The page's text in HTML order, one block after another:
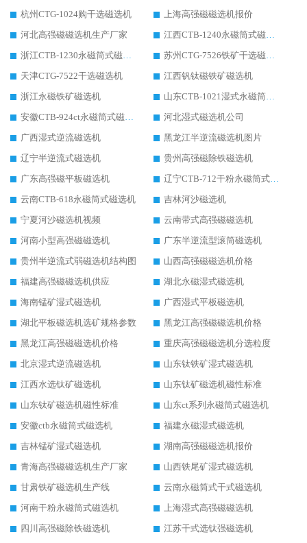
杭州CTG-1024购干选磁选机
上海高强磁磁选机报价
河北高强磁磁选机生产厂家
江西CTB-1240永磁筒式磁选机厂家
浙江CTB-1230永磁筒式磁选机生产厂家
苏州CTG-7526铁矿干选磁选机
天津CTG-7522干选磁选机
江西钒钛磁铁矿磁选机
浙江永磁铁矿磁选机
山东CTB-1021湿式永磁筒式磁选机
安徽CTB-924ct永磁筒式磁选机
河北湿式磁选机公司
广西湿式逆流磁选机
黑龙江半逆流磁选机图片
辽宁半逆流式磁选机
贵州高强磁除铁磁选机
广东高强磁平板磁选机
辽宁CTB-712干粉永磁筒式磁选机
云南CTB-618永磁筒式磁选机
吉林河沙磁选机
宁夏河沙磁选机视频
云南带式高强磁磁选机
河南小型高强磁磁选机
广东半逆流型滚筒磁选机
贵州半逆流式弱磁选机结构图
山西高强磁磁选机价格
福建高强磁磁选机供应
湖北永磁湿式磁选机
海南锰矿湿式磁选机
广西湿式平板磁选机
湖北平板磁选机选矿规格参数
黑龙江高强磁磁选机价格
黑龙江高强磁磁选机价格
重庆高强磁磁选机分选粒度
北京湿式逆流磁选机
山东钛铁矿湿式磁选机
江西水选钛矿磁选机
山东钛矿磁选机磁性标准
山东钛矿磁选机磁性标准
山东ct系列永磁筒式磁选机
安徽ctb永磁筒式磁选机
福建永磁湿式磁选机
吉林锰矿湿式磁选机
湖南高强磁磁选机报价
青海高强磁磁选机生产厂家
山西铁尾矿湿式磁选机
甘肃铁矿磁选机生产线
云南永磁筒式干式磁选机
河南干粉永磁筒式磁选机
上海湿式高强磁磁选机
四川高强磁除铁磁选机
江苏干式选钛强磁选机